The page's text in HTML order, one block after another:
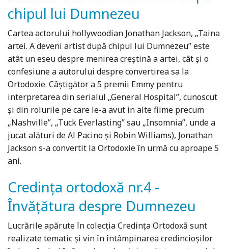
chipul lui Dumnezeu
Cartea actorului hollywoodian Jonathan Jackson, „Taina
artei. A deveni artist după chipul lui Dumnezeu” este
atât un eseu despre menirea creştină a artei, cât şi o
confesiune a autorului despre convertirea sa la
Ortodoxie. Câştigător a 5 premii Emmy pentru
interpretarea din serialul „General Hospital”, cunoscut
şi din rolurile pe care le-a avut in alte filme precum
„Nashville”, „Tuck Everlasting” sau „Insomnia”, unde a
jucat alături de Al Pacino şi Robin Williams), Jonathan
Jackson s-a convertit la Ortodoxie în urmă cu aproape 5
ani.
Credinţa ortodoxă nr.4 -
Învăţătura despre Dumnezeu
Lucrările apărute în colecţia Credinţa Ortodoxă sunt
realizate tematic şi vin în întâmpinarea credincioşilor